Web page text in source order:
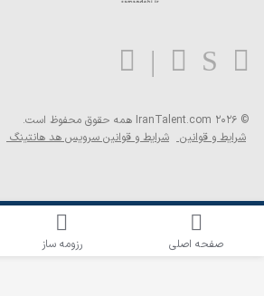
اطلاع‌رسانی شغلی را برای این جستجو فعال کنید
بلاگ
© 2026 IranTalent.com
همه حقوق محفوظ است.
شرایط و قوانین شرایط و قوانین سرویس هد هانتینگ
صفحه اصلی رزومه ساز